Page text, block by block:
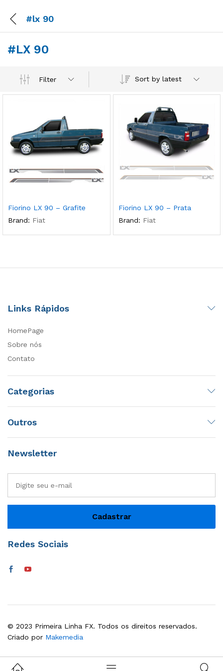
#lx 90
#LX 90
Filter Sort by latest
Fiorino LX 90 – Grafite
Brand: Fiat
Fiorino LX 90 – Prata
Brand: Fiat
Links Rápidos
HomePage
Sobre nós
Contato
Categorias
Outros
Newsletter
Redes Sociais
© 2023 Primeira Linha FX. Todos os direitos reservados.
Criado por Makemedia